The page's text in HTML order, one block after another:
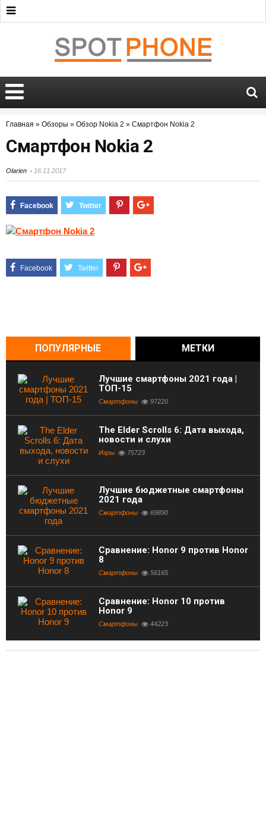
Главная » Обзоры » Обзор Nokia 2 » Смартфон Nokia 2
Смартфон Nokia 2
Olarien 16.11.2017
ПОПУЛЯРНЫЕ МЕТКИ
Лучшие смартфоны 2021 года |
ТОП-15
Смартфоны 97220
The Elder Scrolls 6: Дата выхода,
новости и слухи
Игры 75723
Лучшие бюджетные смартфоны
2021 года
Смартфоны 69890
Сравнение: Honor 9 против Honor
8
Смартфоны 56165
Сравнение: Honor 10 против
Honor 9
Смартфоны 44223